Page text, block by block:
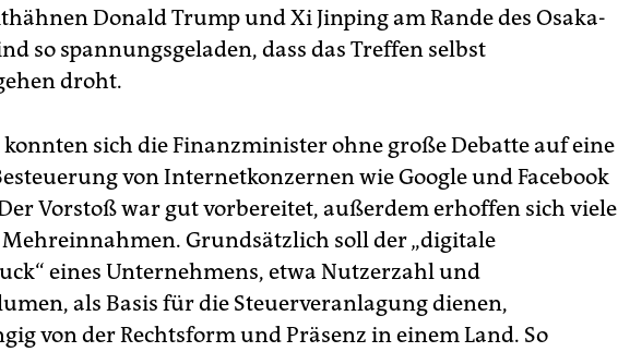
Donald Trump und Xi Jinping am Rande des Osaka-
so spannungsgeladen, dass das Treffen selbst
droht.
konnten sich die Finanzminister ohne große Debatte auf eine
von Internetkonzernen wie Google und Facebook
Vorstoß war gut vorbereitet, außerdem erhoffen sich viele
Grundsätzlich soll der „digitale
eines Unternehmens, etwa Nutzerzahl und
als Basis für die Steuerveranlagung dienen,
von der Rechtsform und Präsenz in einem Land. So